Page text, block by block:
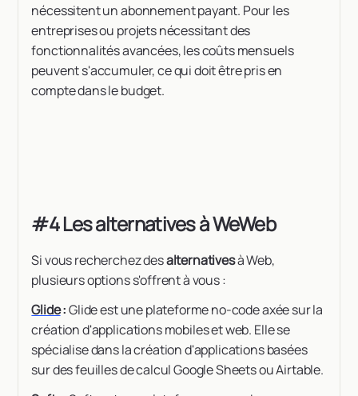
nécessitent un abonnement payant. Pour les
entreprises ou projets nécessitant des
fonctionnalités avancées, les coûts mensuels
peuvent s'accumuler, ce qui doit être pris en
compte dans le budget.
#4 Les alternatives à WeWeb
Si vous recherchez desalternativesà Web,
plusieurs options s'offrent à vous :
Glide:Glide est une plateforme no-code axée sur la
création d'applications mobiles et web. Elle se
spécialise dans la création d'applications basées
sur des feuilles de calcul Google Sheets ou Airtable.